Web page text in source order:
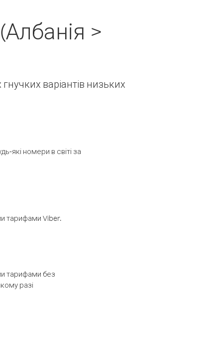
>
варіантів низьких
які номери в світі за
тарифами Viber.
тарифами без
разі